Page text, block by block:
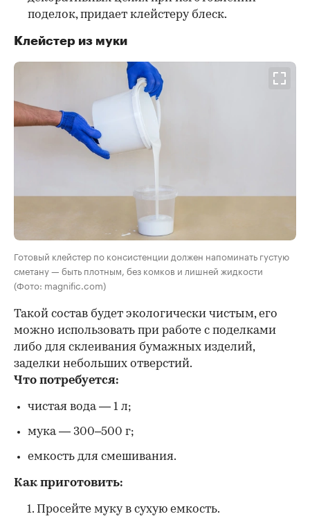
поделок, придает клейстеру блеск.
Клейстер из муки
Готовый клейстер по консистенции должен напоминать густую
сметану — быть плотным, без комков и лишней жидкости
(Фото: magnific.com)
Такой состав будет экологически чистым, его
можно использовать при работе с поделками
либо для склеивания бумажных изделий,
заделки небольших отверстий.
Что потребуется:
чистая вода — 1 л;
мука — 300–500 г;
емкость для смешивания.
Как приготовить:
Просейте муку в сухую емкость.